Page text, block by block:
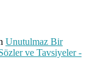
Unutulmaz Bir
ve Tavsiyeler -